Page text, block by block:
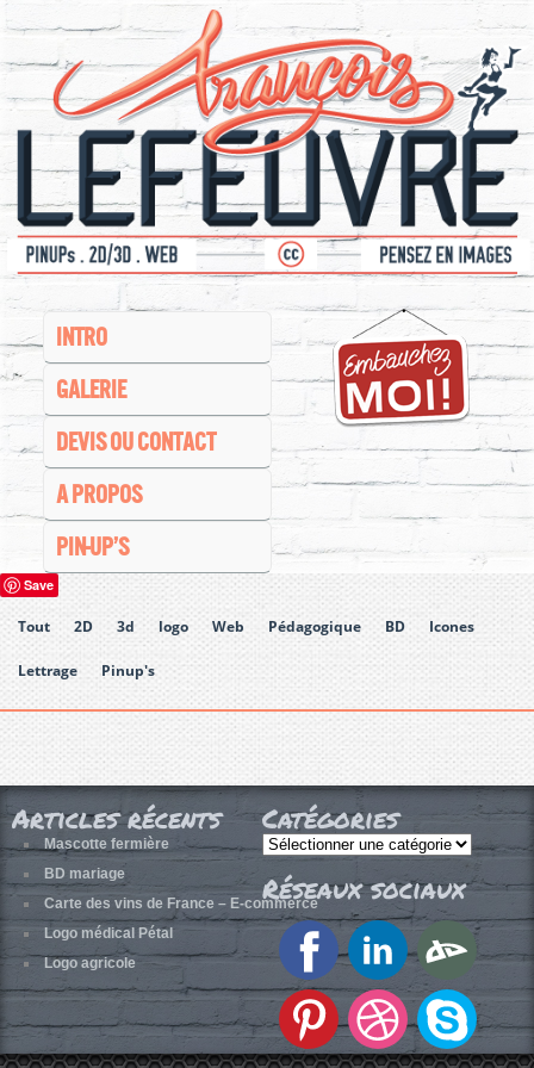
INTRO
GALERIE
DEVIS OU CONTACT
A PROPOS
PIN-UP’S
Save
Tout 2D 3d logo Web Pédagogique BD Icones
Lettrage Pinup's
Articles récents
Mascotte fermière
BD mariage
Carte des vins de France – E-commerce
Logo médical Pétal
Logo agricole
Catégories
Catégories
Réseaux sociaux